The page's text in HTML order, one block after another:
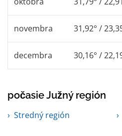
novembra 31,92° /
decembra 30,16° /
počasie Južný región
Stredný región